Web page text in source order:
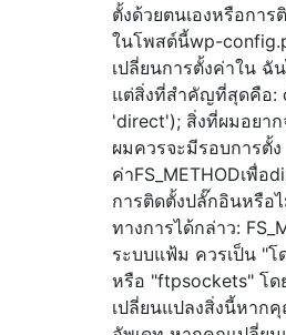
ตั้งด้วยตนเองหรือการ
ในโพสต์นี้wp-
เปลี่ยนการตั้งค่าใน ฉั
แต่สิ่งที่สำคัญที่สุดคือ:
'direct'); สิ่งที่ผมอยาก
ผมควรจะมีรอบการตั้ง
ค่าFS_METHODเพื่อ
การติดตั้งปลั๊กอินหรือ
ทางการได้กล่าว:
ระบบแฟ้ม ควรเป็น "โ
หรือ "ftpsockets" โ
เปลี่ยนแปลงสิ่งนี้หาก